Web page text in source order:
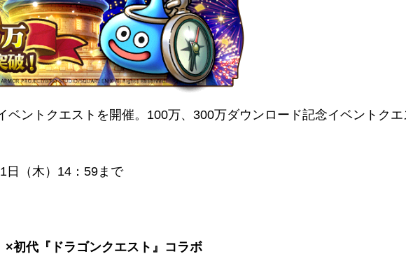
ベントクエストを開催。100万、300万ダウンロード記念イベントクエ
日（木）14：59まで
×初代『ドラゴンクエスト』コラボ